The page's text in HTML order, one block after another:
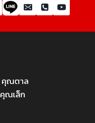
คุณตาล
คุณเล็ก